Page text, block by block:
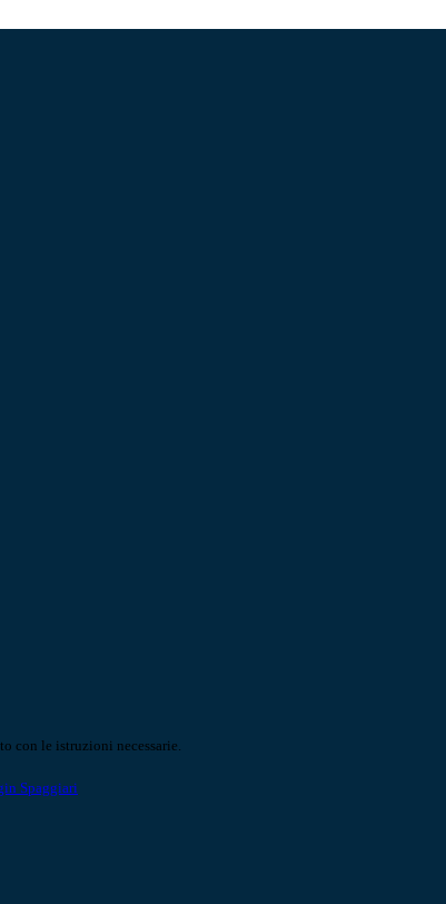
con le istruzioni necessarie.
Spaggiari